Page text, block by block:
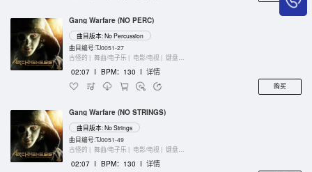
Gang Warfare (NO PERC)
曲目版本: No Percussion
曲目编号:TJ0051-27
古怪的 | 舞曲/电子乐 | 电影/电视 | 键盘乐器
02:07 I BPM：130 I 详情
购买
Gang Warfare (NO STRINGS)
曲目版本: No Strings
曲目编号:TJ0051-49
古怪的 | 舞曲/电子乐 | 电影/电视 | 键盘乐器
02:07 I BPM：130 I 详情